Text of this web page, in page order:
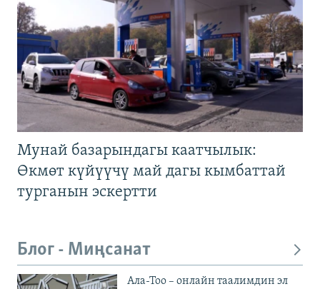
Мунай базарындагы каатчылык:
Өкмөт күйүүчү май дагы кымбаттай
турганын эскертти
Блог - Миңсанат
Ала-Тоо – онлайн таалимдин эл